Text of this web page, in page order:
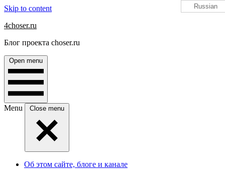
Skip to content
4choser.ru
Блог проекта choser.ru
Open menu
Menu Close menu
Об этом сайте, блоге и канале
Russian